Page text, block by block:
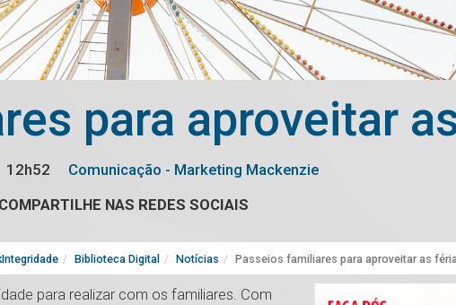
para aproveitar
12h52
Comunicação - Marketing Mackenzie
COMPARTILHE NAS REDES SOCIAIS
Biblioteca Digital Notícias Passeios familiares para aproveitar as
para realizar com os familiares. Com